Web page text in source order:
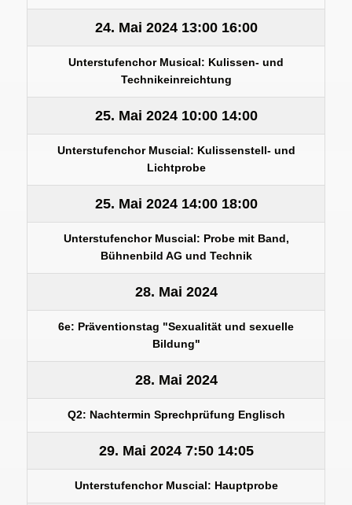
24. Mai 202413:00 16:00
Unterstufenchor Musical: Kulissen- und
Technikeinreichtung
25. Mai 202410:00 14:00
Unterstufenchor Muscial: Kulissenstell- und
Lichtprobe
25. Mai 202414:00 18:00
Unterstufenchor Muscial: Probe mit Band,
Bühnenbild AG und Technik
28. Mai 2024
6e: Präventionstag "Sexualität und sexuelle
Bildung"
28. Mai 2024
Q2: Nachtermin Sprechprüfung Englisch
29. Mai 20247:50 14:05
Unterstufenchor Muscial: Hauptprobe